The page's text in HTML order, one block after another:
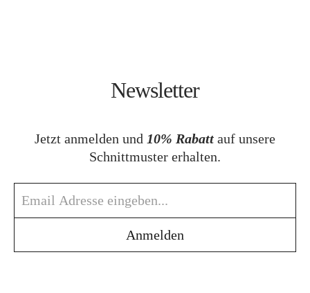
Newsletter
Jetzt anmelden und 10% Rabatt auf unsere
Schnittmuster erhalten.